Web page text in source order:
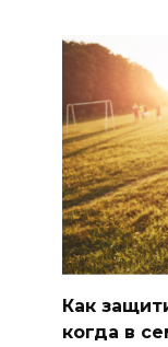
Как
когда в